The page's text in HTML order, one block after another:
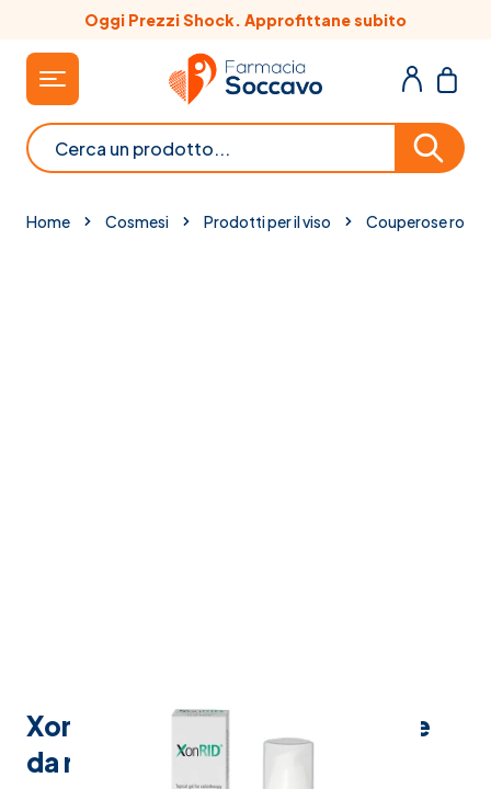
Salta al contenutoOggi Prezzi Shock. Approfittane subito
Cerca
Home Cosmesi Prodotti per il viso Couperose
Xonrid gel topico per dermatite
da radioterapia 75 ml